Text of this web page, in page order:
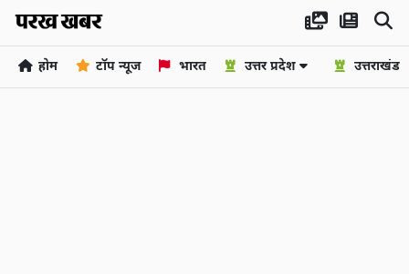
होम टॉप न्यूज भारत उत्तर प्रदेश उत्तराखंड